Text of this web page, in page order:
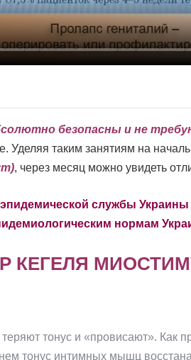
безопасны и не
таким занятиям на
, через месяц можно увидеть
службы
нормам
тонус и «провисают».
тонус интимных мышц